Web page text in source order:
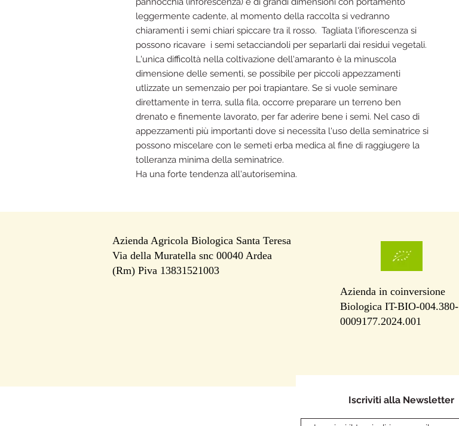
leggermente cadente, al momento della raccolta si vedranno
chiaramenti i semi chiari spiccare tra il rosso. Tagliata l'ifiorescenza si
possono ricavare i semi setacciandoli per separlarli dai residui vegetali.
L'unica difficoltà nella coltivazione dell'amaranto è la minuscola
dimensione delle sementi, se possibile per piccoli appezzamenti
utlizzate un semenzaio per poi trapiantare. Se si vuole seminare
direttamente in terra, sulla fila, occorre preparare un terreno ben
drenato e finemente lavorato, per far aderire bene i semi. Nel caso di
appezzamenti più importanti dove si necessita l'uso della seminatrice si
possono miscelare con le semeti erba medica al fine di raggiugere la
tolleranza minima della seminatrice.
Ha una forte tendenza all'autorisemina.
i
Azienda Agricola Biologica Santa Teresa
Via della Muratella snc 00040 Ardea
(Rm) Piva 13831521003
Azienda in coinversione
Biologica IT-BIO-004.380-
0009177.2024.001
Iscriviti alla Newsletter